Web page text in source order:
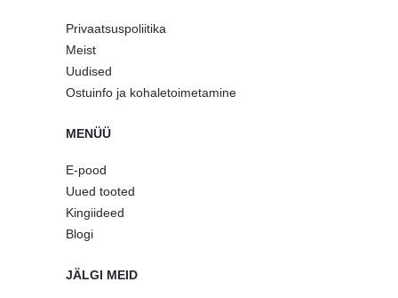
Privaatsuspoliitika
Meist
Uudised
Ostuinfo ja kohaletoimetamine
MENÜÜ
E-pood
Uued tooted
Kingiideed
Blogi
JÄLGI MEID